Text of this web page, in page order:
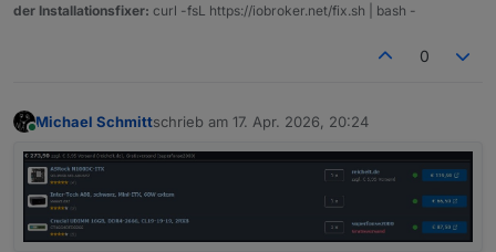
der Installationsfixer: curl -fsL https://iobroker.net/fix.sh | bash -
0
Michael Schmittschrieb am 17. Apr. 2026, 20:24
zuletzt editiert von